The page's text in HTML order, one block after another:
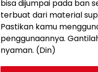
bisa dijumpai pada ban
terbuat dari material
Pastikan kamu
penggunaannya.
nyaman. (Din)